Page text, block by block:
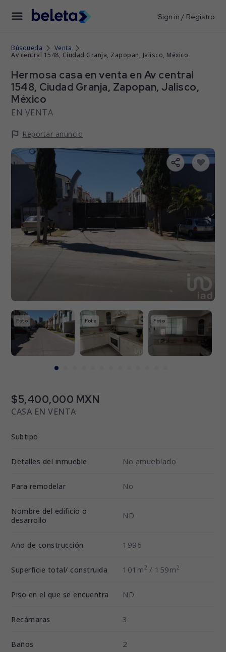
Sign in / Registro
Búsqueda
Venta
Av central 1548, Ciudad Granja, Zapopan, Jalisco, México
Hermosa casa en venta en Av central
1548, Ciudad Granja, Zapopan, Jalisco,
México
EN VENTA
Reportar anuncio
Foto Foto Foto
$5,400,000 MXN
CASA EN VENTA
Subtipo
Detalles del inmueble No amueblado
Para remodelar No
Nombre del edificio o
desarrollo
ND
Año de construcción 1996
Superficie total/ construida 101m2 / 159m2
Piso en el que se encuentra ND
Recámaras 3
Baños 2